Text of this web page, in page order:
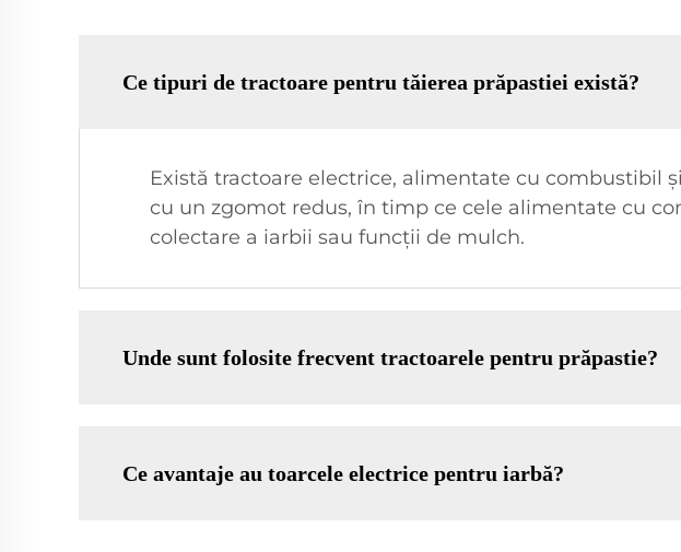
Ce tipuri de tractoare pentru tăierea prăpastiei există?
Există tractoare electrice, alimentate cu combustibil
cu un zgomot redus, în timp ce cele alimentate cu
colectare a iarbii sau funcții de mulch.
Unde sunt folosite frecvent tractoarele pentru prăpastie?
Ce avantaje au toarcele electrice pentru iarbă?